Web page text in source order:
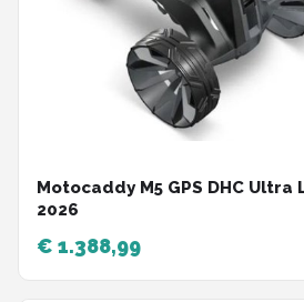
Motocaddy M5 GPS DHC Ultra
2026
€ 1.388,99